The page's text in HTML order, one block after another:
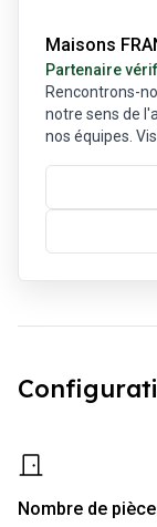
Maisons
Partenaire
Rencontrons-
notre sens de
nos équipes.
Nombre de